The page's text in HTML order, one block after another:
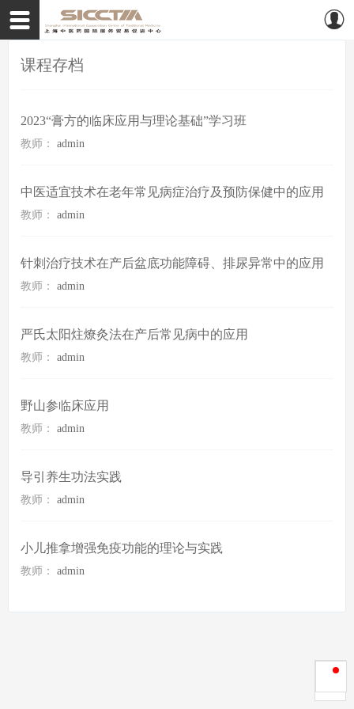
课程存档
2023“膏方的临床应用与理论基础”学习班
教师： admin
中医适宜技术在老年常见病症治疗及预防保健中的应用
教师： admin
针刺治疗技术在产后盆底功能障碍、排尿异常中的应用
教师： admin
严氏太阳炷燎灸法在产后常见病中的应用
教师： admin
野山参临床应用
教师： admin
导引养生功法实践
教师： admin
小儿推拿增强免疫功能的理论与实践
教师： admin